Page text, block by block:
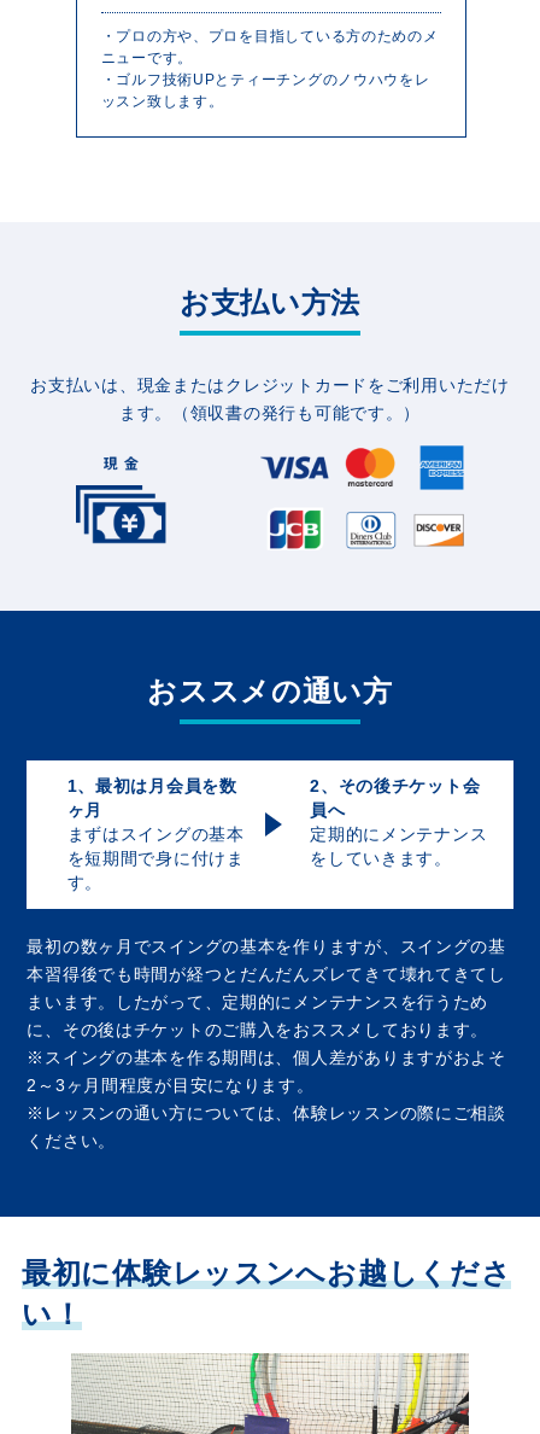
・プロの方や、プロを目指している方のためのメ
ニューです。
・ゴルフ技術UPとティーチングのノウハウをレ
ッスン致します。
お支払い方法
お支払いは、現金またはクレジットカードをご利用いただけ
ます。（領収書の発行も可能です。）
おススメの通い方
1、最初は月会員を数
ヶ月
まずはスイングの基本
を短期間で身に付けま
す。
2、その後チケット会
員へ
定期的にメンテナンス
をしていきます。
最初の数ヶ月でスイングの基本を作りますが、スイングの基
本習得後でも時間が経つとだんだんズレてきて壊れてきてし
まいます。したがって、定期的にメンテナンスを行うため
に、その後はチケットのご購入をおススメしております。
※スイングの基本を作る期間は、個人差がありますがおよそ
2～3ヶ月間程度が目安になります。
※レッスンの通い方については、体験レッスンの際にご相談
ください。
最初に体験レッスンへお越しくださ
い！